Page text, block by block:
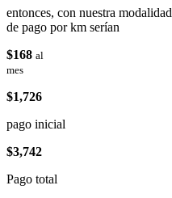
entonces, con nuestra modalidad
de pago por km serían
$168 al
mes
$1,726
pago inicial
$3,742
Pago total